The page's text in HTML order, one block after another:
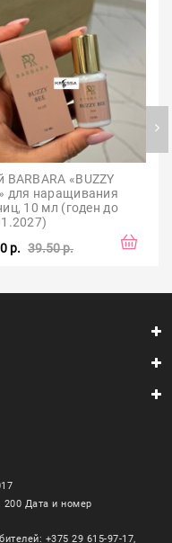
BARBARA «BUZZY
для наращивания
10 мл (годен до
р. 39.50 р.
Дата и номер
+375 29 615-97-17,